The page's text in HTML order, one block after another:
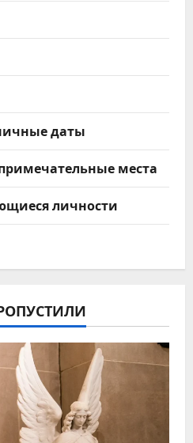
даты
места
личности